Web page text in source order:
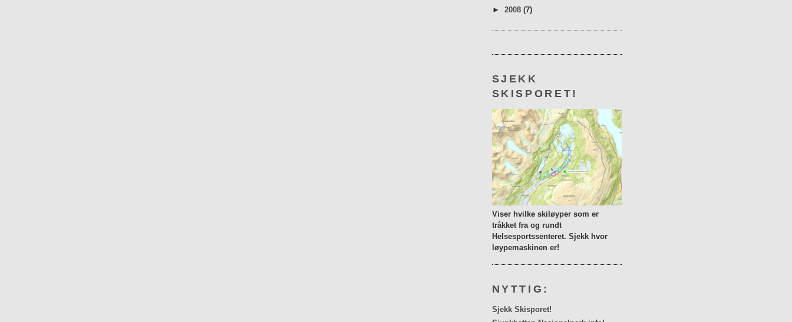
► 2008 (7)
SJEKK
SKISPORET!
Viser hvilke skiløyper som er
tråkket fra og rundt
Helsesportssenteret. Sjekk hvor
løypemaskinen er!
NYTTIG:
Sjekk Skisporet!